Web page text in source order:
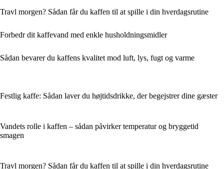
Travl morgen? Sådan får du kaffen til at spille i din hverdagsrutine
Forbedr dit kaffevand med enkle husholdningsmidler
Sådan bevarer du kaffens kvalitet mod luft, lys, fugt og varme
Festlig kaffe: Sådan laver du højtidsdrikke, der begejstrer dine gæster
Vandets rolle i kaffen – sådan påvirker temperatur og bryggetid
smagen
Travl morgen? Sådan får du kaffen til at spille i din hverdagsrutine